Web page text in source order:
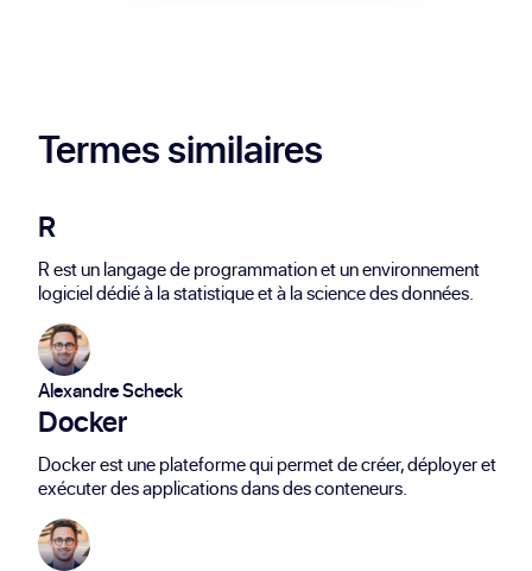
Termes similaires
R
R est un langage de programmation et un environnement
logiciel dédié à la statistique et à la science des données.
Alexandre Scheck
Docker
Docker est une plateforme qui permet de créer, déployer et
exécuter des applications dans des conteneurs.